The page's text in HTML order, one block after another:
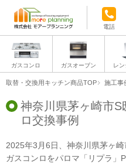
電話
ガスコンロ ガスオーブン レ
取替・交換用キッチン商品TOP 施工事
神奈川県茅ヶ崎市
ロ交換事例
2025年3月6日、神奈川県茅ヶ
ガスコンロをパロマ「リプラ」